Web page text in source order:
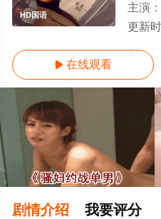
HD国语
主演：
更新时
 在线观看
剧情介绍 我要评分